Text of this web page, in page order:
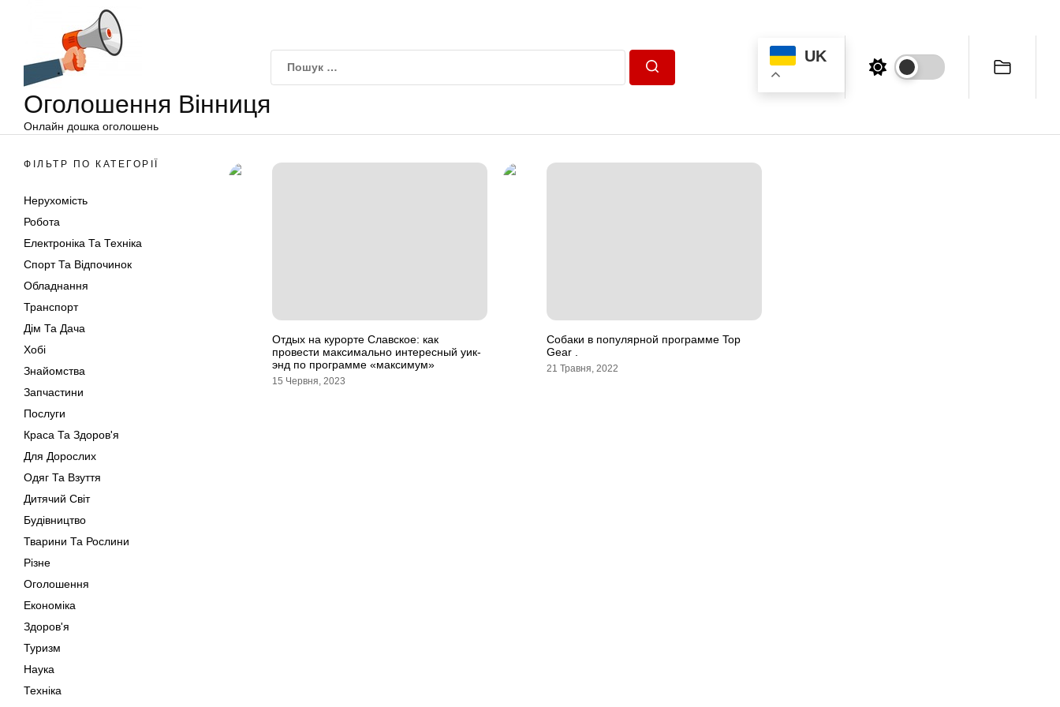
Оголошення Вінниця
Онлайн дошка оголошень
UK
ФІЛЬТР ПО КАТЕГОРІЇ
Нерухомість
Робота
Електроніка Та Техніка
Спорт Та Відпочинок
Обладнання
Транспорт
Дім Та Дача
Хобі
Знайомства
Запчастини
Послуги
Краса Та Здоров'я
Для Дорослих
Одяг Та Взуття
Дитячий Світ
Будівництво
Тварини Та Рослини
Різне
Оголошення
Економіка
Здоров'я
Туризм
Наука
Техніка
Отдых на курорте Славское: как
провести максимально интересный уик-
энд по программе «максимум»
15 Червня, 2023
Собаки в популярной программе Top
Gear .
21 Травня, 2022